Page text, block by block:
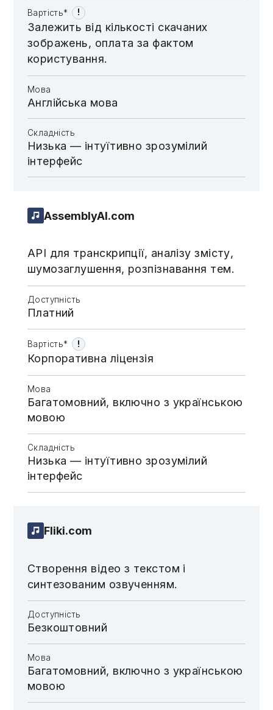
Вартість* !
Залежить від кількості скачаних
зображень, оплата за фактом
користування.
Мова
Англійська мова
Складність
Низька — інтуїтивно зрозумілий
інтерфейс
AssemblyAI.com
API для транскрипції, аналізу змісту,
шумозаглушення, розпізнавання тем.
Доступність
Платний
Вартість* !
Корпоративна ліцензія
Мова
Багатомовний, включно з українською
мовою
Складність
Низька — інтуїтивно зрозумілий
інтерфейс
Fliki.com
Створення відео з текстом і
синтезованим озвученням.
Доступність
Безкоштовний
Мова
Багатомовний, включно з українською
мовою